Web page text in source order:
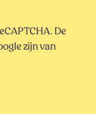
De
zijn van